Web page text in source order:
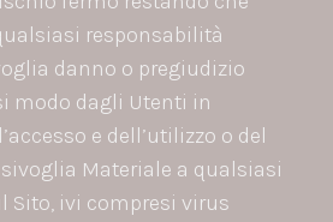
responsabilità
danno o pregiudizio
modo dagli Utenti in
e dell’utilizzo o del
Materiale a qualsiasi
Sito, ivi compresi virus